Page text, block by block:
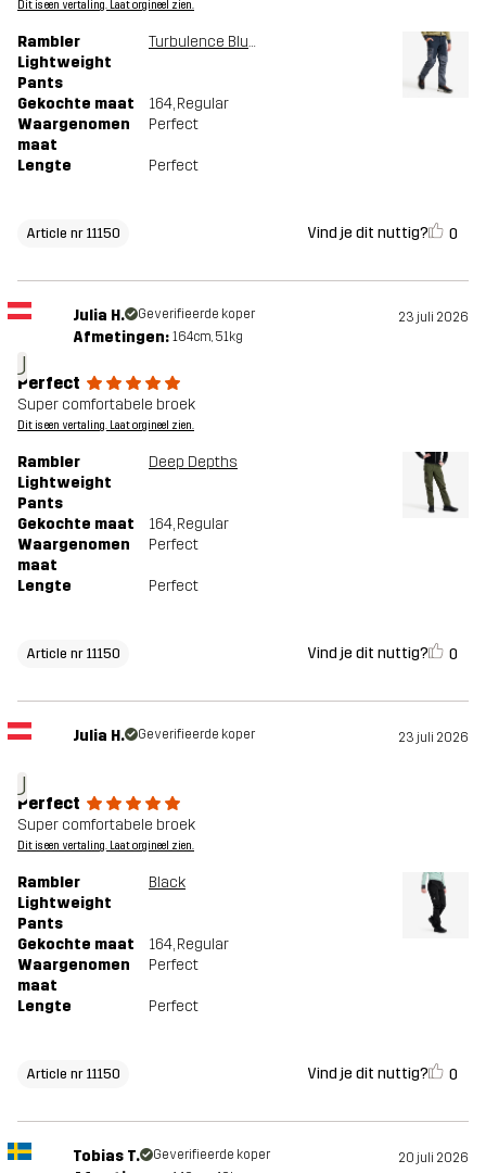
Dit is een vertaling. Laat orgineel zien.
Rambler
Lightweight
Pants
Turbulence Blue/Blueberry
Gekochte maat 164, Regular
Waargenomen
maat
Perfect
Lengte Perfect
Article nr 11150 Vind je dit nuttig? 0
J
Julia H. Geverifieerde koper 23 juli 2026
Afmetingen: 164cm, 51kg
Perfect
Super comfortabele broek
Dit is een vertaling. Laat orgineel zien.
Rambler
Lightweight
Pants
Deep Depths
Gekochte maat 164, Regular
Waargenomen
maat
Perfect
Lengte Perfect
Article nr 11150 Vind je dit nuttig? 0
J
Julia H. Geverifieerde koper 23 juli 2026
Perfect
Super comfortabele broek
Dit is een vertaling. Laat orgineel zien.
Rambler
Lightweight
Pants
Black
Gekochte maat 164, Regular
Waargenomen
maat
Perfect
Lengte Perfect
Article nr 11150 Vind je dit nuttig? 0
Tobias T. Geverifieerde koper 20 juli 2026